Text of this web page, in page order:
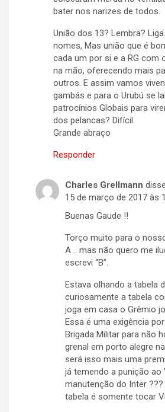
bater nos narizes de todos.
União dos 13? Lembra?
nomes, Mas união que é
cada um por si e a RG com
na mão, oferecendo mais
outros. E assim vamos
gambás e para o Urubú se
patrocínios Globais para
dos pelancas? Difícil.
Grande abraço
Responder
Charles Grellmann
15 de março de 2017 às
Buenas Gaude !!
Torço muito para o
A .. mas não quero me
escrevi “B”.
Estava olhando a tabela
curiosamente a tabela
joga em casa o Grêmio
Essa é uma exigência
Brigada Militar para não
grenal em porto alegre
será isso mais uma
já temendo a punição ao
manutenção do Inter
tabela é somente tocar